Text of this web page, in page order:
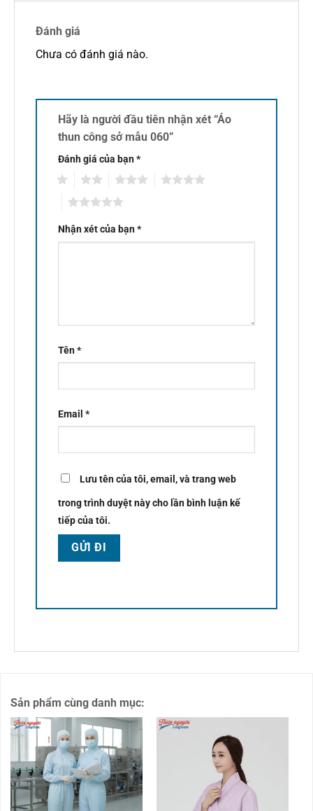
Đánh giá
Chưa có đánh giá nào.
Hãy là người đầu tiên nhận xét “Áo
thun công sở mẫu 060”
Đánh giá của bạn*
Nhận xét của bạn*
Tên*
Email *
Lưu tên của tôi, email, và trang web
trong trình duyệt này cho lần bình luận kế
tiếp của tôi.
Sản phẩm cùng danh mục: